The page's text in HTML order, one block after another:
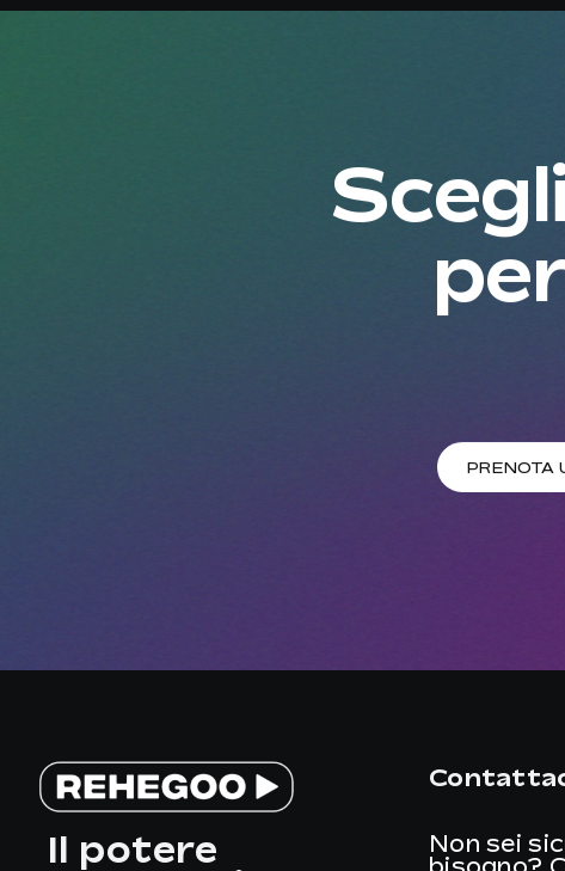
PRENOTA
Il potere
Non sei
bisogno?